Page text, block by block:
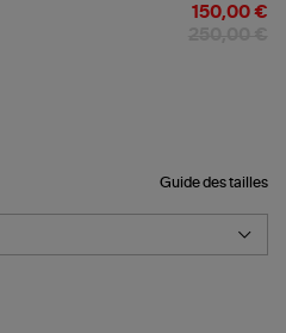
150,00 €
Guide des tailles